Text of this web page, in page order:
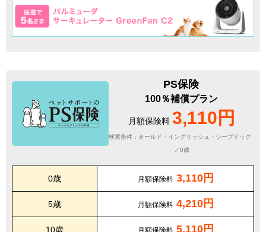
PS保険
100％補償プラン
月額保険料 3,110円
検索条件：オールド・イングリッシュ・シープドッグ
／0歳
0歳 月額保険料 3,110円
5歳 月額保険料 4,210円
10歳 月額保険料 5,110円